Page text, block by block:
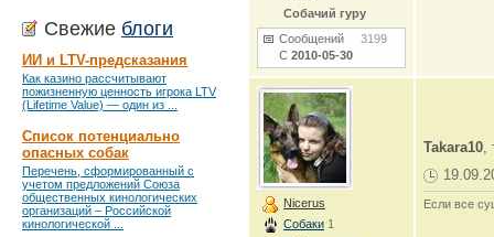
Свежие блоги
ИИ и LTV-предсказания
Как казино рассчитывают
пожизненную ценность игрока LTV
(Lifetime Value) — один из ...
Список потенциально
опасных собак
Перечень, сформированный с
учетом предложений Союза
общественных кинологических
организаций – Российской
кинологической ...
Собачий гуру
Сообщений 3199
С 2010-05-30
Nicerus
Собаки 1
Takara10,
Если все